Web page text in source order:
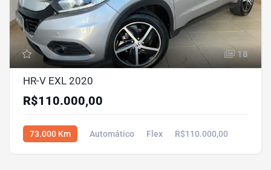
18
HR-V EXL 2020
R$110.000,00
73.000 Km Automático Flex R$110.000,00